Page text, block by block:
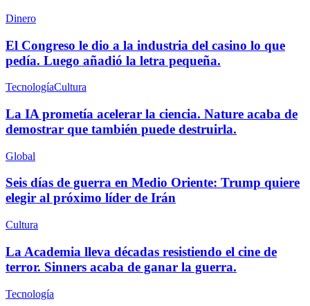
Dinero
El Congreso le dio a la industria del casino lo que
pedía. Luego añadió la letra pequeña.
TecnologíaCultura
La IA prometía acelerar la ciencia. Nature acaba de
demostrar que también puede destruirla.
Global
Seis días de guerra en Medio Oriente: Trump quiere
elegir al próximo líder de Irán
Cultura
La Academia lleva décadas resistiendo el cine de
terror. Sinners acaba de ganar la guerra.
Tecnología